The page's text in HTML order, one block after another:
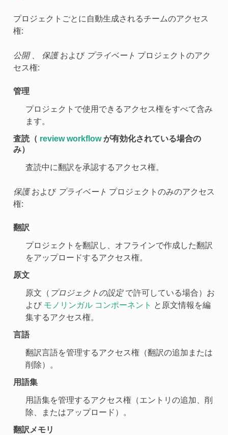
プロジェクトごとに自動生成されるチームのアクセス
権:
公開、 保護および プライベート プロジェクトのアク
セス権:
管理
プロジェクトで使用できるアクセス権をすべて含み
ます。
査読（ review workflowが有効化されている場合の
み）
査読中に翻訳を承認するアクセス権。
保護および プライベート プロジェクトのみのアクセス
権:
翻訳
プロジェクトを翻訳し、オフラインで作成した翻訳
をアップロードするアクセス権。
原文
原文（ プロジェクトの設定で許可している場合）お
よび モノリンガル コンポーネント と原文情報を編
集するアクセス権。
言語
翻訳言語を管理するアクセス権（翻訳の追加または
削除）。
用語集
用語集を管理するアクセス権（エントリの追加、削
除、またはアップロード）。
翻訳メモリ